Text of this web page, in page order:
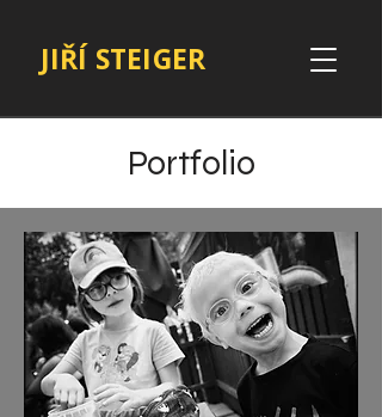
JIŘÍ STEIGER
Portfolio